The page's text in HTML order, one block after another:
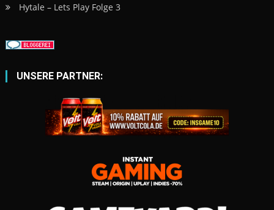
Hytale – Lets Play Folge 3
UNSERE PARTNER: